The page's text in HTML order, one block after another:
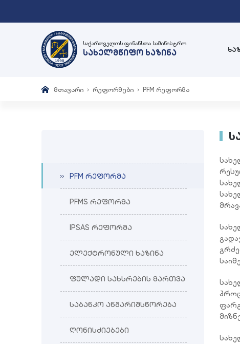
საქართველოს ფინანსთა სამინისტრო
სახელმწიფო ხაზინა
მთავარი რეფორმები PFM რეფორმა
PFM რეფორმა
PFMS რეფორმა
IPSAS რეფორმა
ელექტრონული ხაზინა
ფულადი სახსრების მართვა
საბანკო ანგარიშსწორება
ღონისძიებები